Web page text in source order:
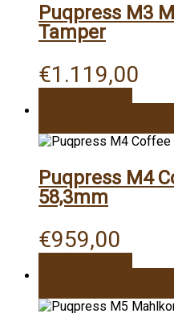
Puqpress M3
Tamper
€1.119,00
Puqpress M4
58,3mm
€959,00